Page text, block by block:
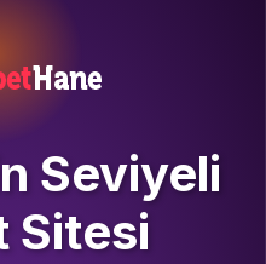
Seviyeli
Sitesi